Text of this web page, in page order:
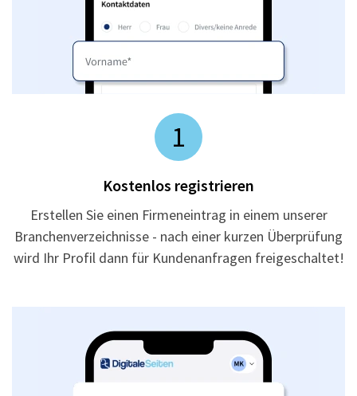
1
Kostenlos registrieren
Erstellen Sie einen Firmeneintrag in einem unserer
Branchenverzeichnisse - nach einer kurzen Überprüfung
wird Ihr Profil dann für Kundenanfragen freigeschaltet!